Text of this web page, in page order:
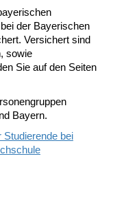
der Bayerischen
Versichert sind
sowie
Sie auf den Seiten
Bayern.
bei